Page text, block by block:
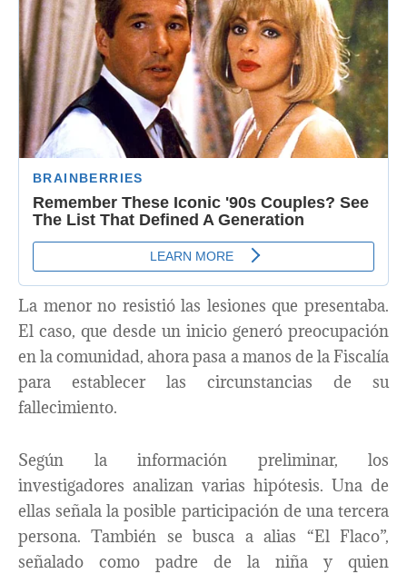
La menor no resistió las lesiones que presentaba.
El caso, que desde un inicio generó preocupación
en la comunidad, ahora pasa a manos de la Fiscalía
para establecer las circunstancias de su
fallecimiento.
Según la información preliminar, los
investigadores analizan varias hipótesis. Una de
ellas señala la posible participación de una tercera
persona. También se busca a alias “El Flaco”,
señalado como padre de la niña y quien